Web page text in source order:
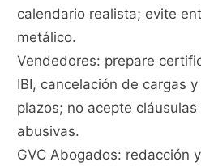
calendario realista; evite
metálico.
Vendedores: prepare
IBI, cancelación de cargas
plazos; no acepte
abusivas.
GVC Abogados: redacción